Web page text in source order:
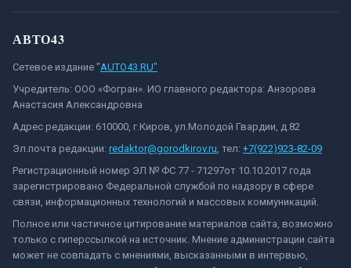
АВТО43
Сетевое издание "AUTO43.RU"
Учредитель: ООО «Фогран». ИО главного редактора: Анзорова
Анастасия Александровна
Адрес редакции: 610000, г.Киров, ул.Молодой Гвардии, д.82
Эл.почта редакции: redaktor@gorodkirov.ru, тел: +7(922)923-82-09
Регистрационный номер ЭЛ № ФС 77 - 71297от 10.10.2017 года
зарегистрировано Федеральной службой по надзору в сфере
связи, информационных технологий и массовых коммуникаций.
Полное или частичное цитирование материалов сайта, возможно
только с гиперссылкой на источник. Мнение администрации сайта
может не совпадать с мнениями, высказанными в интервью,